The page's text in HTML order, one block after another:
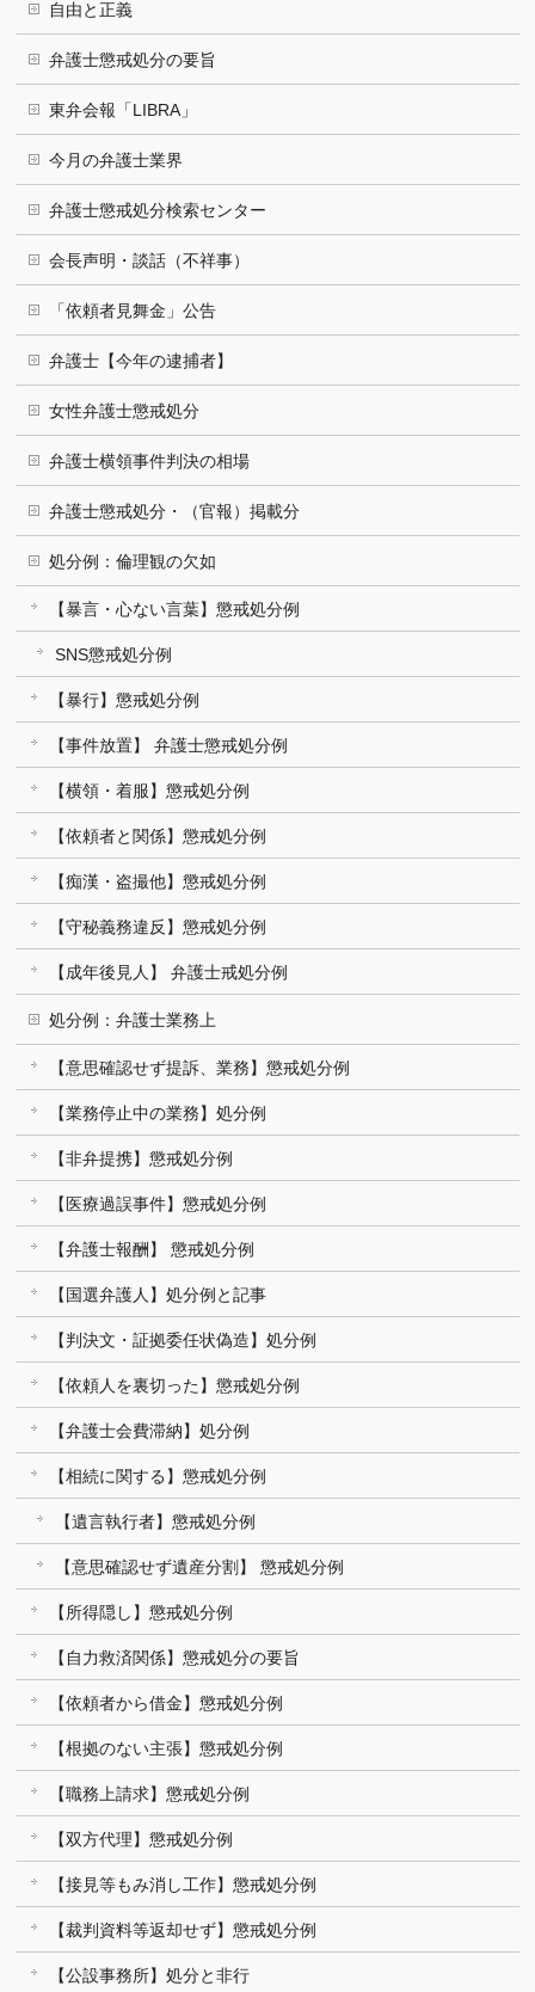
自由と正義
弁護士懲戒処分の要旨
東弁会報「LIBRA」
今月の弁護士業界
弁護士懲戒処分検索センター
会長声明・談話（不祥事）
「依頼者見舞金」公告
弁護士【今年の逮捕者】
女性弁護士懲戒処分
弁護士横領事件判決の相場
弁護士懲戒処分・（官報）掲載分
処分例：倫理観の欠如
【暴言・心ない言葉】懲戒処分例
SNS懲戒処分例
【暴行】懲戒処分例
【事件放置】 弁護士懲戒処分例
【横領・着服】懲戒処分例
【依頼者と関係】懲戒処分例
【痴漢・盗撮他】懲戒処分例
【守秘義務違反】懲戒処分例
【成年後見人】 弁護士戒処分例
処分例：弁護士業務上
【意思確認せず提訴、業務】懲戒処分例
【業務停止中の業務】処分例
【非弁提携】懲戒処分例
【医療過誤事件】懲戒処分例
【弁護士報酬】 懲戒処分例
【国選弁護人】処分例と記事
【判決文・証拠委任状偽造】処分例
【依頼人を裏切った】懲戒処分例
【弁護士会費滞納】処分例
【相続に関する】懲戒処分例
【遺言執行者】懲戒処分例
【意思確認せず遺産分割】 懲戒処分例
【所得隠し】懲戒処分例
【自力救済関係】懲戒処分の要旨
【依頼者から借金】懲戒処分例
【根拠のない主張】懲戒処分例
【職務上請求】懲戒処分例
【双方代理】懲戒処分例
【接見等もみ消し工作】懲戒処分例
【裁判資料等返却せず】懲戒処分例
【公設事務所】処分と非行